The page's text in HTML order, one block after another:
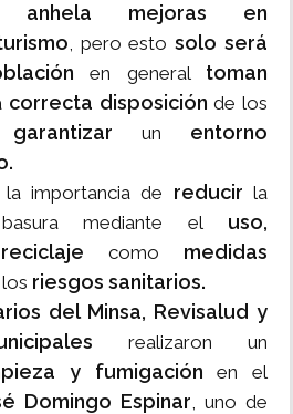
anhela mejoras en
, pero estosolo será
en general toman
correcta disposiciónde los
garantizar un entorno
la importancia de reducir la
mediante el uso,
como medidas
riesgos sanitarios.
del Minsa, Revisalud y
realizaron un
y fumigaciónen el
Domingo Espinar, uno de